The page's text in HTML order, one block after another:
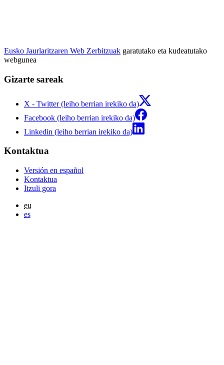
Eusko Jaurlaritzaren Web Zerbitzuak garatutako eta kudeatutako
webgunea
Gizarte sareak
X - Twitter (leiho berrian irekiko da)
Facebook (leiho berrian irekiko da)
Linkedin (leiho berrian irekiko da)
Kontaktua
Versión en español
Kontaktua
Itzuli gora
eu
es